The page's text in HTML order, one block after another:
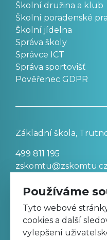
Školní družina a klub
Školní poradenské
Školní jídelna
Správa školy
Správce ICT
Správa sportovišť
Pověřenec GDPR
Základní škola,
499 811 195
zskomtu@zskomtu.cz
Prohlášení o
Nastavení cookies
Používáme
Tyto webové
cookies a další
vylepšení